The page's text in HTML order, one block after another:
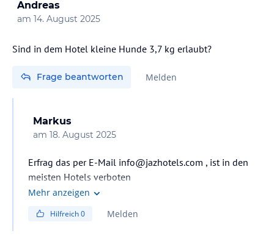
Andreas
am 14. August 2025
Sind in dem Hotel kleine Hunde 3,7 kg erlaubt?
Frage beantworten Melden
Markus
am 18. August 2025
Erfrag das per E-Mail info@jazhotels.com , ist in den
meisten Hotels verboten
Mehr anzeigen
Hilfreich0 Melden